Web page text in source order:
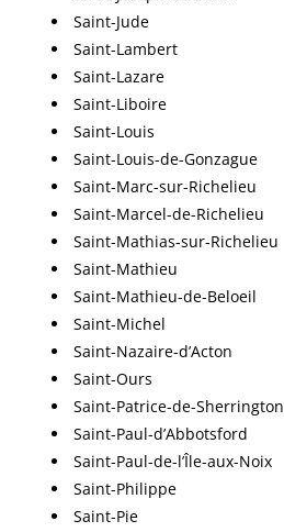
Saint-Jude
Saint-Lambert
Saint-Lazare
Saint-Liboire
Saint-Louis
Saint-Louis-de-Gonzague
Saint-Marc-sur-Richelieu
Saint-Marcel-de-Richelieu
Saint-Mathias-sur-Richelieu
Saint-Mathieu
Saint-Mathieu-de-Beloeil
Saint-Michel
Saint-Nazaire-d’Acton
Saint-Ours
Saint-Patrice-de-Sherrington
Saint-Paul-d’Abbotsford
Saint-Paul-de-l’Île-aux-Noix
Saint-Philippe
Saint-Pie